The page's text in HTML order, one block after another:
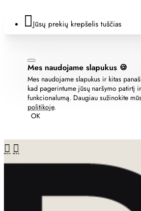
Jūsų prekių krepšelis tuščias
Mes naudojame slapukus 🍪
Mes naudojame slapukus ir kitas
kad pagerintume jūsų naršymo patirtį
funkcionalumą. Daugiau sužinokite
politikoje.
OK